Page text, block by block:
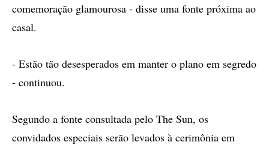
comemoração glamourosa - disse uma fonte próxima ao
casal.
- Estão tão desesperados em manter o plano em segredo
- continuou.
Segundo a fonte consultada pelo The Sun, os
convidados especiais serão levados à cerimônia em